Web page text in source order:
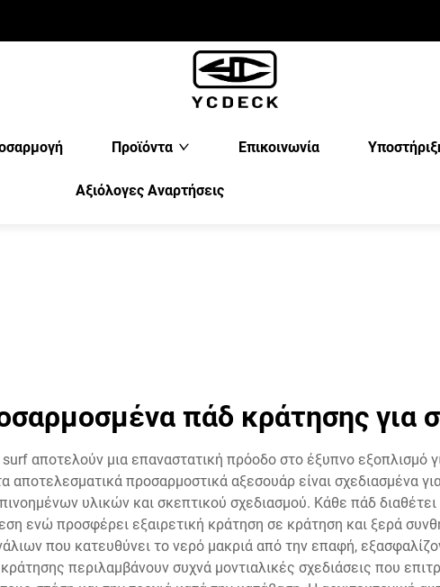
Προϊόντα Επικοινωνία
Αξιόλογες Αναρτήσεις
πάδ κράτησης για
αποτελούν μια επαναστατική πρόοδο στο έξυπνο εξοπλισμό
αποτελεσματικά προσαρμοστικά αξεσουάρ είναι σχεδιασμένα
υλικών και σκεπτικού σχεδιασμού. Κάθε πάδ
ενώ προσφέρει εξαιρετική κράτηση σε κράτηση και ξερά
που κατευθύνει το νερό μακριά από την επαφή,
περιλαμβάνουν συχνά μοντιαλικές σχεδιάσεις που